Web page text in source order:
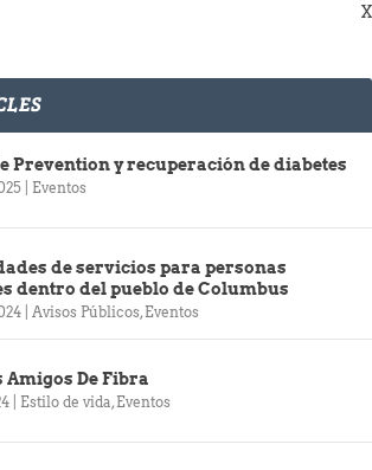
X
Prevention y recuperación de diabetes
Eventos
de servicios para personas
dentro del pueblo de Columbus
Avisos Públicos, Eventos
Amigos De Fibra
Estilo de vida, Eventos